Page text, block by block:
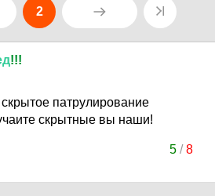
2
!!!
патрулирование
скрытные вы наши!
5/8